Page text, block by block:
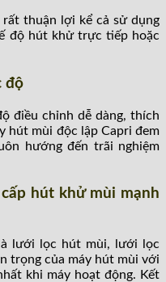
thuận lợi kể cả sử dụng
độ hút khử trực tiếp hoặc
độ
điều chỉnh dễ dàng, thích
hút mùi độc lập Capri đem
hướng đến trãi nghiệm
hút khử mùi mạnh
lưới lọc hút mùi, lưới lọc
trọng của máy hút mùi với
khi máy hoạt động. Kết